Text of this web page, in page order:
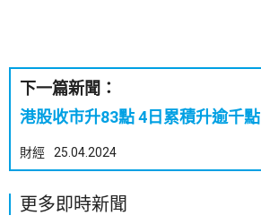
下一篇新聞：
港股收市升83點 4日累積升逾千點
財經 25.04.2024
更多即時新聞